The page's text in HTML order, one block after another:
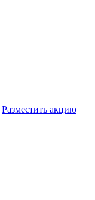
Разместить акцию